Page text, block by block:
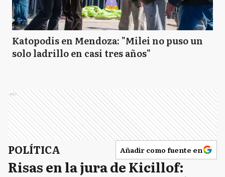
Katopodis en Mendoza: "Milei no puso un
solo ladrillo en casi tres años"
Ads
POLÍTICA Añadir como fuente en
Risas en la jura de Kicillof: